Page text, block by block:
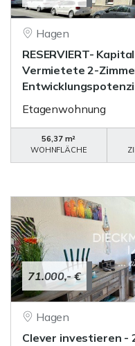
Hagen
RESERVIERT-
Vermietete 2-
Etagenwohnung
56,37 m²
WOHNFLÄCHE
71.000,- €
Hagen
Clever investieren -